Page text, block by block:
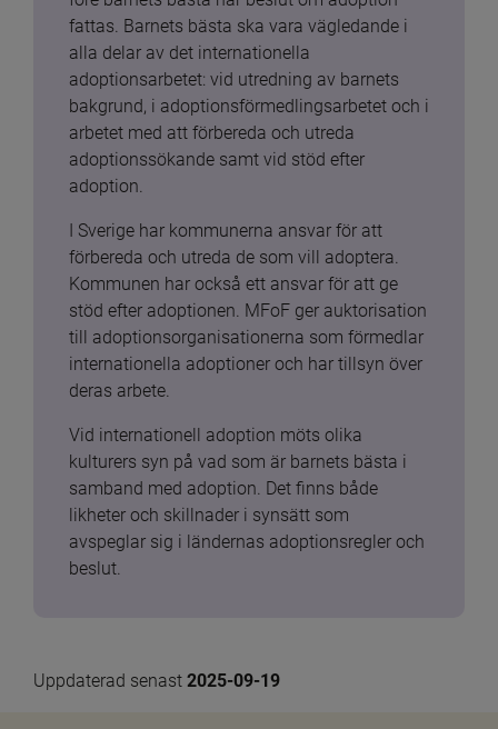
fattas. Barnets bästa ska vara vägledande i
alla delar av det internationella
adoptionsarbetet: vid utredning av barnets
bakgrund, i adoptionsförmedlingsarbetet och i
arbetet med att förbereda och utreda
adoptionssökande samt vid stöd efter
adoption.
I Sverige har kommunerna ansvar för att
förbereda och utreda de som vill adoptera.
Kommunen har också ett ansvar för att ge
stöd efter adoptionen. MFoF ger auktorisation
till adoptionsorganisationerna som förmedlar
internationella adoptioner och har tillsyn över
deras arbete.
Vid internationell adoption möts olika
kulturers syn på vad som är barnets bästa i
samband med adoption. Det finns både
likheter och skillnader i synsätt som
avspeglar sig i ländernas adoptionsregler och
beslut.
Uppdaterad senast 2025-09-19